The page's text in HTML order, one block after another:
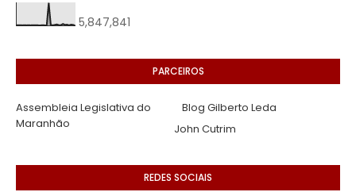
5,847,841
PARCEIROS
Assembleia Legislativa do
Maranhão
Blog Gilberto Leda
John Cutrim
REDES SOCIAIS